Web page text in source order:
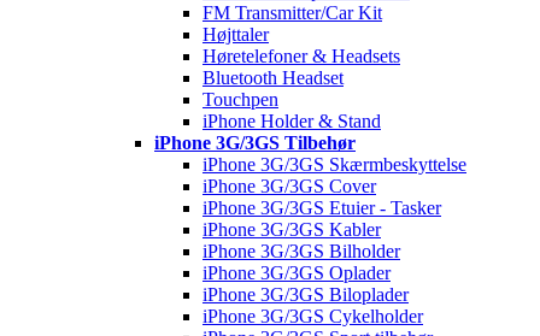
FM Transmitter/Car Kit
Højttaler
Høretelefoner & Headsets
Bluetooth Headset
Touchpen
iPhone Holder & Stand
iPhone 3G/3GS Tilbehør
iPhone 3G/3GS Skærmbeskyttelse
iPhone 3G/3GS Cover
iPhone 3G/3GS Etuier - Tasker
iPhone 3G/3GS Kabler
iPhone 3G/3GS Bilholder
iPhone 3G/3GS Oplader
iPhone 3G/3GS Biloplader
iPhone 3G/3GS Cykelholder